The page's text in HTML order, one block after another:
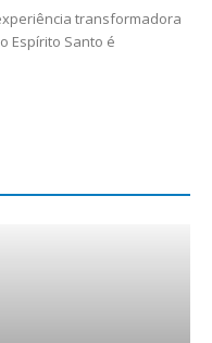
transformadora
Espírito Santo é